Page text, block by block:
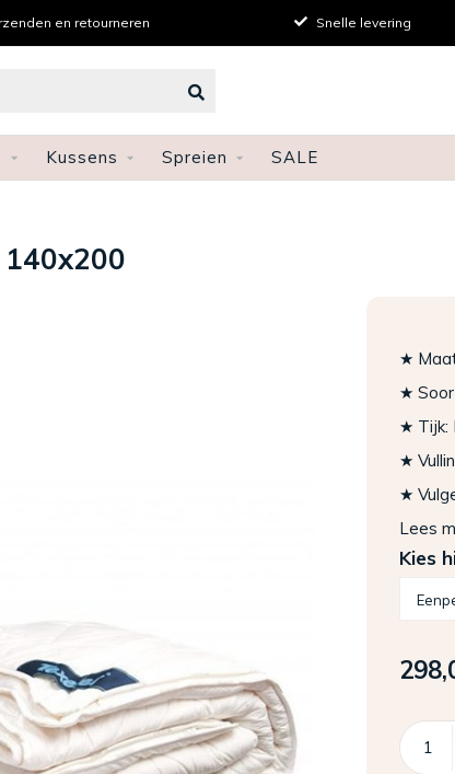
en retourneren Snelle levering
Kussens Spreien SALE
140x200
★
★
★ Tijk:
★
★
Lees
Kies